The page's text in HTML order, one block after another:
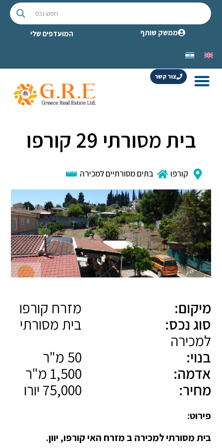
ממשק שותף המועדפים שלי
צור קשר
בית מסורתי 29 קורפו
קורפו בתים מסורתיים למכירה
מיקום:
מזרח קורפו
סוג נכס:
בית מסורתי
למכירה
בנוי:
אדמה:
מחיר:
פירוט:
בית מסורתי למכירה ב מזרח האי קורפו, יוון.